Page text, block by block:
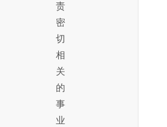
责
密
切
相
关
的
事
业